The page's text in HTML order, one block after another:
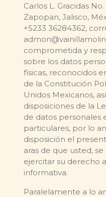
Carlos L. Gracidas
Zapopan, Jalisco,
+5233 36284362,
comprometida y
sobre los datos
físicas, reconocidos
de la Constitución
Unidos Mexicanos,
disposiciones de la
de datos personales
particulares, por lo
disposición el
aras de que usted,
ejercitar su derecho
informativa.
Paralelamente a lo